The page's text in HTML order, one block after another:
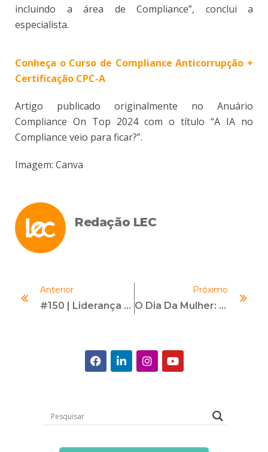
incluindo a área de Compliance”, conclui a
especialista.
Conheça o Curso de Compliance Anticorrupção +
Certificação CPC-A
Artigo publicado originalmente no Anuário
Compliance On Top 2024 com o título “A IA no
Compliance veio para ficar?”.
Imagem: Canva
Redação LEC
Anterior
#150 | Liderança E Inovação | Com Daniel Orlean
Próximo
O Dia Da Mulher: Celebração, Reflexão E Caminhos Para A Equidade